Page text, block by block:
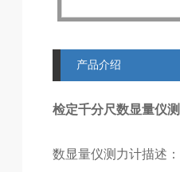
产品介绍
检定千分尺数显量仪
数显量仪测力计描述：